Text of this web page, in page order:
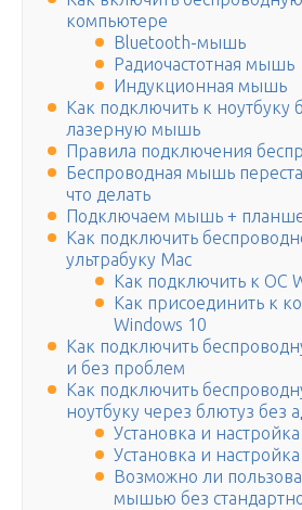
компьютере
Bluetooth-мышь
Радиочастотная мышь
Индукционная мышь
Как подключить к ноутбуку
лазерную мышь
Правила подключения
Беспроводная мышь
что делать
Подключаем мышь +
Как подключить
ультрабуку Mac
Как подключить к ОС
Как присоединить к
Windows 10
Как подключить
и без проблем
Как подключить
ноутбуку через блютуз без
Установка и
Установка и
Возможно ли
мышью без